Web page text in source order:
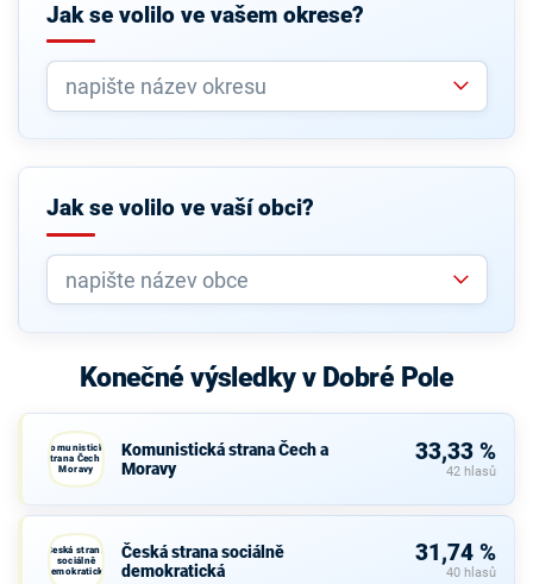
Jak se volilo ve vašem okrese?
Jak se volilo ve vaší obci?
Konečné výsledky v Dobré Pole
Komunistická
strana Čech a
Moravy
Komunistická strana Čech a
Moravy
33,33 %
42 hlasů
Česká strana
sociálně
demokratická
Česká strana sociálně
demokratická
31,74 %
40 hlasů